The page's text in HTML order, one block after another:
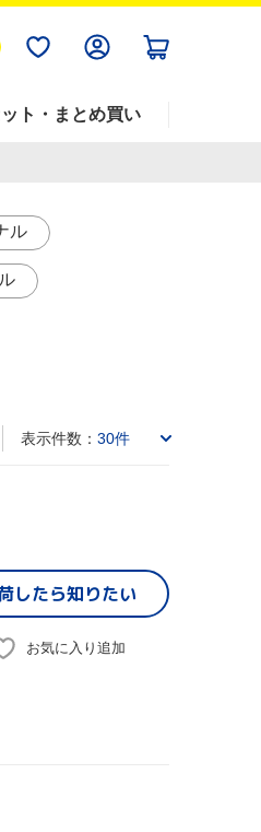
ト・まとめ買い
ル
表示件数： 30件
したら知りたい
お気に入り追加